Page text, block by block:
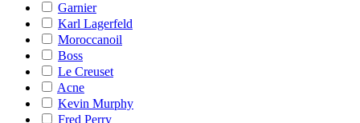
Garnier
Karl Lagerfeld
Moroccanoil
Boss
Le Creuset
Acne
Kevin Murphy
Fred Perry